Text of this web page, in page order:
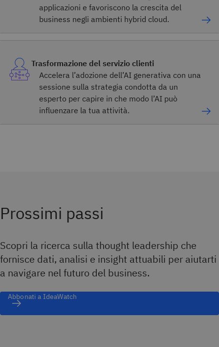
applicazioni e favoriscono la crescita del
business negli ambienti hybrid cloud.
Trasformazione del servizio clienti
Accelera l’adozione dell’AI generativa con una
sessione sulla strategia condotta da un
esperto per capire in che modo l’AI può
influenzare la tua attività.
Prossimi passi
Scopri la ricerca sulla thought leadership che
fornisce dati, analisi e insight attuabili per aiutarti
a navigare nel futuro del business.
Abbonati a IdeaWatch